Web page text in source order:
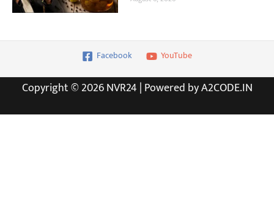
Facebook YouTube
Copyright © 2026 NVR24 | Powered by A2CODE.IN